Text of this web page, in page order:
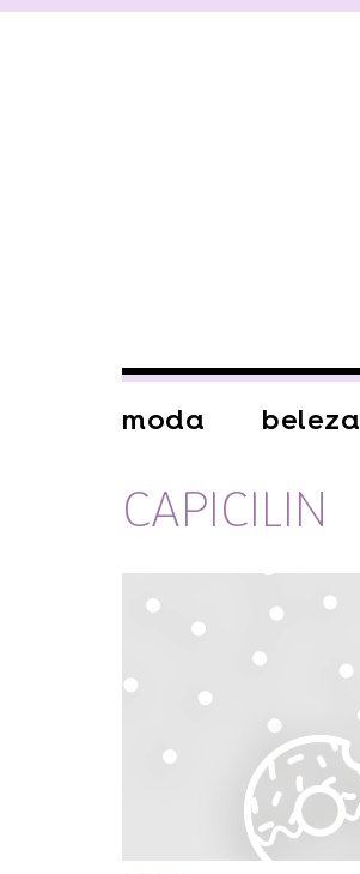
moda beleza
CAPICILIN